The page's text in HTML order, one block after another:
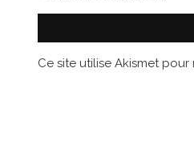
Ce site utilise Akismet